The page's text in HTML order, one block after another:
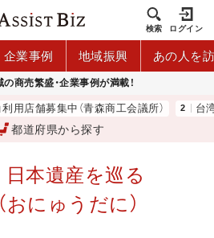
検索 ログイン
企業事例 地域振興 あの人を
商売繁盛・企業事例が満載！
舗募集中（青森商工会議所） 台湾2
都道府県から探す
本遺産を巡る
にゅうだに）